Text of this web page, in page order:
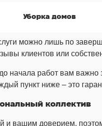
Уборка домов
можно лишь по
клиентов или
начала работ вам важно
пункт ниже – это
коллектив
и вашим доверием,